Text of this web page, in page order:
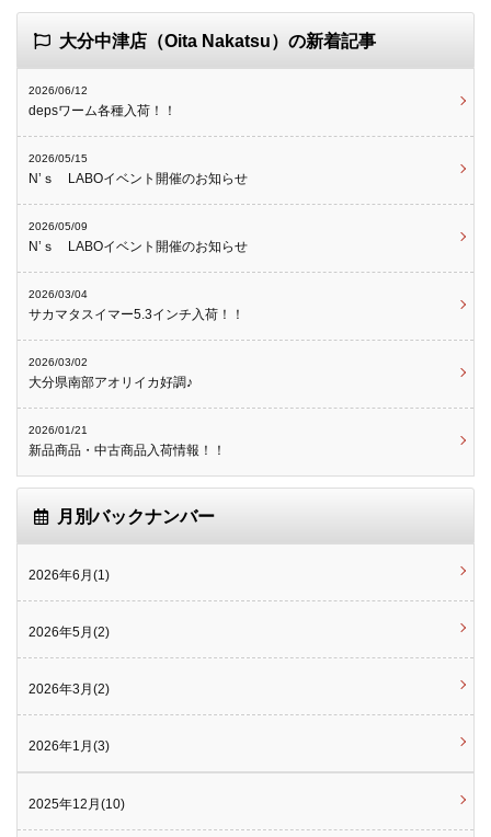
大分中津店（Oita Nakatsu）の新着記事
2026/06/12
depsワーム各種入荷！！
2026/05/15
N’ｓ LABOイベント開催のお知らせ
2026/05/09
N’ｓ LABOイベント開催のお知らせ
2026/03/04
サカマタスイマー5.3インチ入荷！！
2026/03/02
大分県南部アオリイカ好調♪
2026/01/21
新品商品・中古商品入荷情報！！
月別バックナンバー
2026年6月(1)
2026年5月(2)
2026年3月(2)
2026年1月(3)
2025年12月(10)